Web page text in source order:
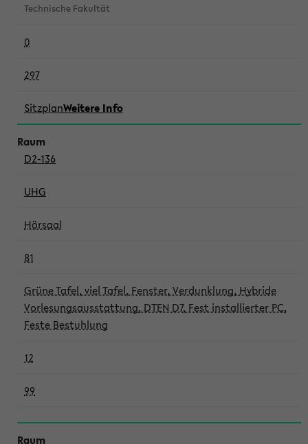
Technische Fakultät
0
297
SitzplanWeitere Info
D2-136
UHG
Hörsaal
81
Grüne Tafel, viel Tafel, Fenster, Verdunklung, Hybride
Vorlesungsausstattung, DTEN D7, Fest installierter PC,
Feste Bestuhlung
12
99